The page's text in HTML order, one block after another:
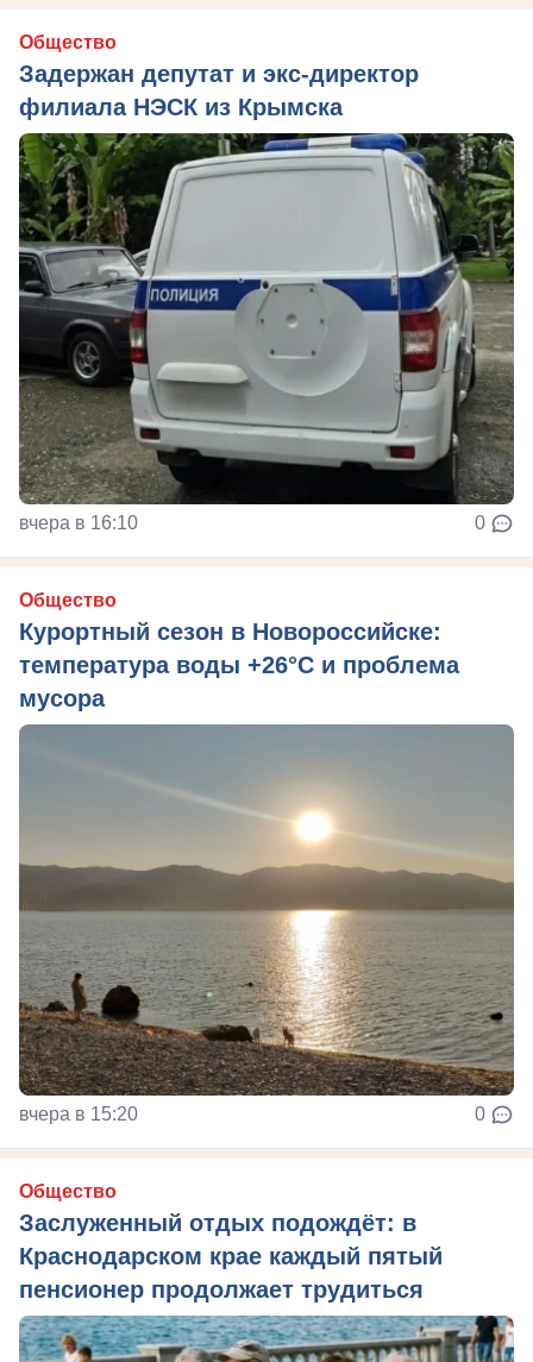
Общество
Задержан депутат и экс-директор
филиала НЭСК из Крымска
вчера в 16:10 0
Общество
Курортный сезон в Новороссийске:
температура воды +26°C и проблема
мусора
вчера в 15:20 0
Общество
Заслуженный отдых подождёт: в
Краснодарском крае каждый пятый
пенсионер продолжает трудиться